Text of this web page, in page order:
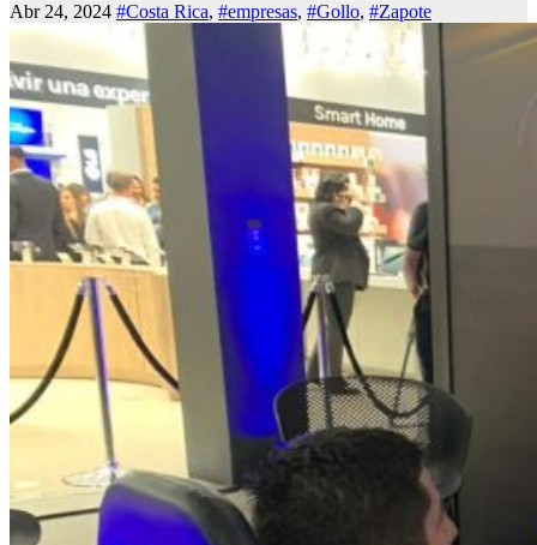
Abr 24, 2024 #Costa Rica, #empresas, #Gollo, #Zapote